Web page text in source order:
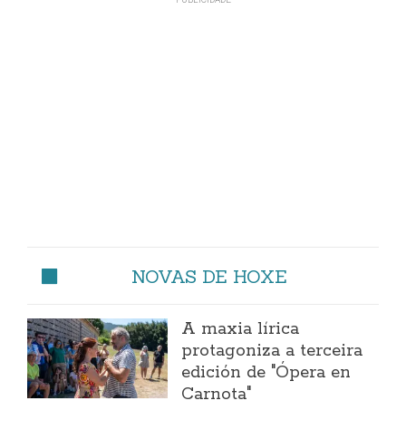
NOVAS DE HOXE
A maxia lírica
protagoniza a terceira
edición de "Ópera en
Carnota"